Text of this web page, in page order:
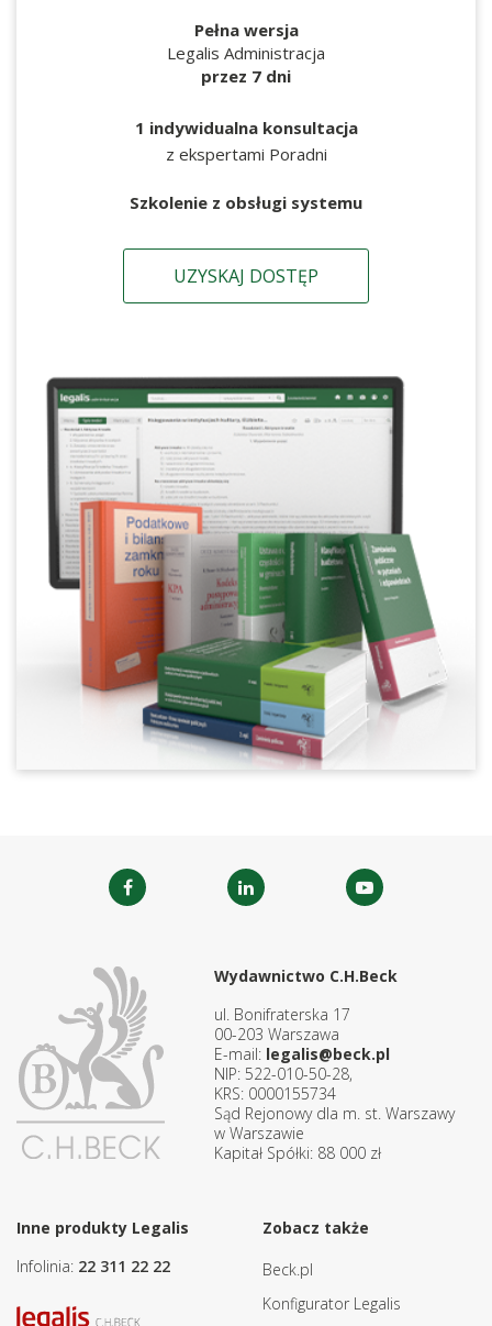
Pełna wersja
Legalis Administracja
przez 7 dni
1 indywidualna konsultacja
z ekspertami Poradni
Szkolenie z obsługi systemu
UZYSKAJ DOSTĘP
Wydawnictwo C.H.Beck
ul. Bonifraterska 17
00-203 Warszawa
E-mail: legalis@beck.pl
NIP: 522-010-50-28,
KRS: 0000155734
Sąd Rejonowy dla m. st. Warszawy
w Warszawie
Kapitał Spółki: 88 000 zł
Inne produkty Legalis
Infolinia: 22 311 22 22
Zobacz także
Beck.pl
Konfigurator Legalis